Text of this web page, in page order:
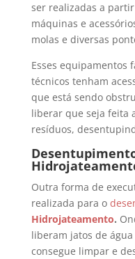
ser realizadas a
máquinas e
molas e diversas
Esses equipamentos
técnicos tenham
que está sendo
liberar que seja feita
resíduos,
Outra forma de
realizada para o
Hidrojateamento.
liberam jatos de
consegue limpar e